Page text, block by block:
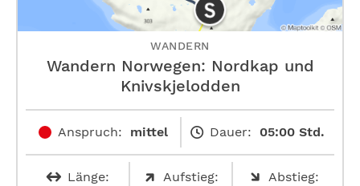
WANDERN
Wandern Norwegen: Nordkap und
Knivskjelodden
Anspruch: mittel Dauer: 05:00 Std.
Länge:
Aufstieg:
Abstieg: